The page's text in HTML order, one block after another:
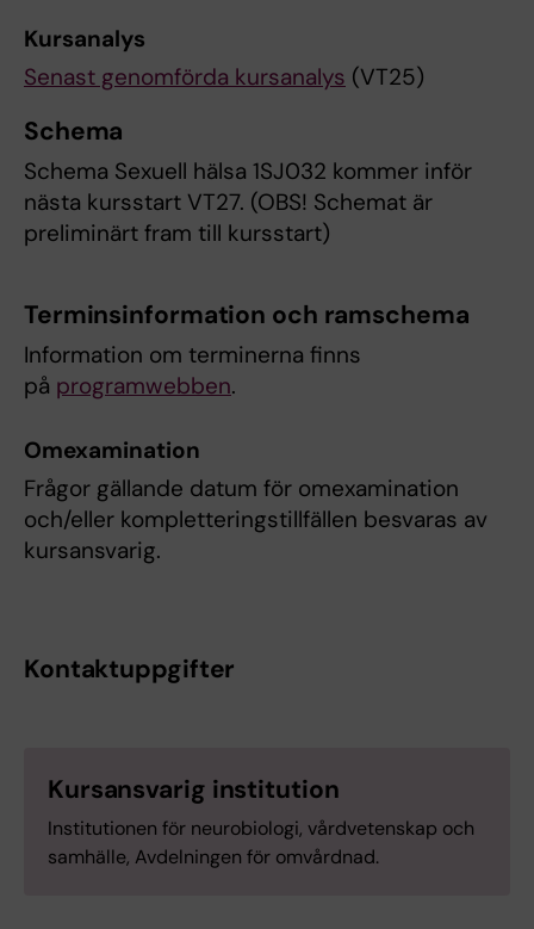
Kursanalys
Senast genomförda kursanalys (VT25)
Schema
Schema Sexuell hälsa 1SJ032 kommer inför
nästa kursstart VT27. (OBS! Schemat är
preliminärt fram till kursstart)
Terminsinformation och ramschema
Information om terminerna finns
på programwebben.
Omexamination
Frågor gällande datum för omexamination
och/eller kompletteringstillfällen besvaras av
kursansvarig.
Kontaktuppgifter
Kursansvarig institution
Institutionen för neurobiologi, vårdvetenskap och
samhälle, Avdelningen för omvårdnad.